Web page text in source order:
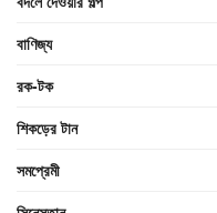
বাণিজ্য
রক-টক
শিকড়ের টান
সমপ্রেমী